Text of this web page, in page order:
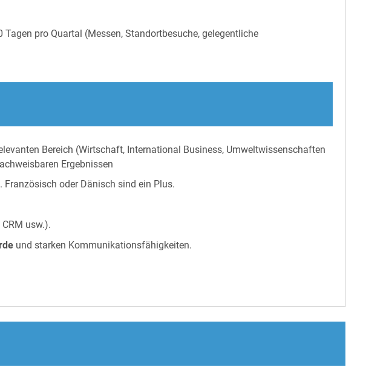
pro Quartal (Messen, Standortbesuche, gelegentliche
Bereich (Wirtschaft, International Business, Umweltwissenschaften
Ergebnissen
oder Dänisch sind ein Plus.
usw.).
und starken Kommunikationsfähigkeiten.